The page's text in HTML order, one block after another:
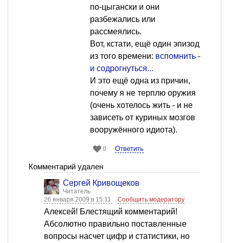
по-цыгански и они
разбежались или
рассмеялись.
Вот, кстати, ещё один эпизод
из того времени: вспомнить -
и содрогнуться...
И это ещё одна из причин,
почему я не терплю оружия
(очень хотелось жить - и не
зависеть от куриных мозгов
вооружённого идиота).
0 Ответить
Комментарий удален
Сергей Кривощеков
Читатель
26 января 2009 в 15:11
Сообщить модератору
Алексей! Блестящий комментарий!
Абсолютно правильно поставленные
вопросы насчет цифр и статистики, но